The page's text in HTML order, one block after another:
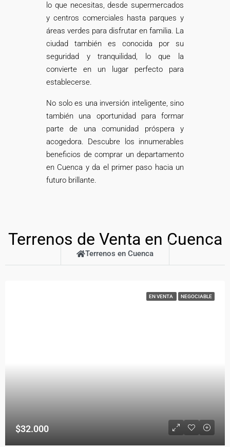
lo que necesitas, desde supermercados
y centros comerciales hasta parques y
áreas verdes para disfrutar en familia. La
ciudad también es conocida por su
seguridad y tranquilidad, lo que la
convierte en un lugar perfecto para
establecerse.
No solo es una inversión inteligente, sino
también una oportunidad para formar
parte de una comunidad próspera y
acogedora. Descubre los innumerables
beneficios de comprar un departamento
en Cuenca y da el primer paso hacia un
futuro brillante.
Terrenos de Venta en Cuenca
Terrenos en Cuenca
EN VENTA NEGOCIABLE
$32.000